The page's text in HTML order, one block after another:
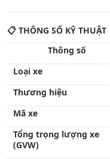
📋THÔNG SỐ KỸ THUẬT
Thông số
Loại xe
Thương hiệu
Mã xe
Tổng trọng lượng xe
(GVW)